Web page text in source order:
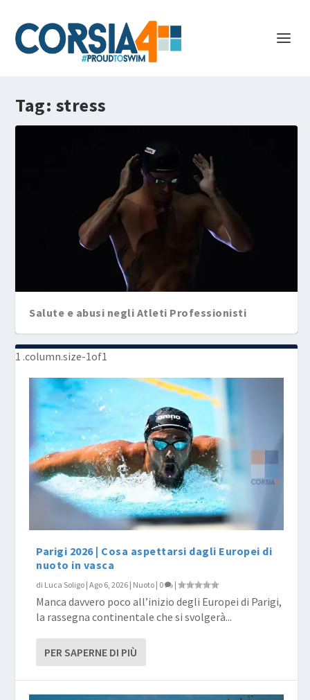
Tag: stress
Salute e abusi negli Atleti Professionisti
Parigi 2026 | Cosa aspettarsi dagli Europei di
nuoto in vasca
di Luca Soligo |Ago 6, 2026 | Nuoto | 0 |
Manca davvero poco all’inizio degli Europei di Parigi,
la rassegna continentale che si svolgerà...
PER SAPERNE DI PIÙ